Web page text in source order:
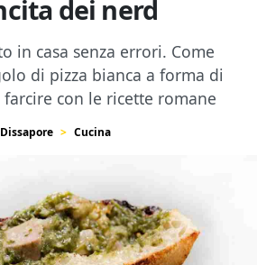
dei nerd
in casa senza errori. Come
di pizza bianca a forma di
con le ricette romane
Dissapore Cucina